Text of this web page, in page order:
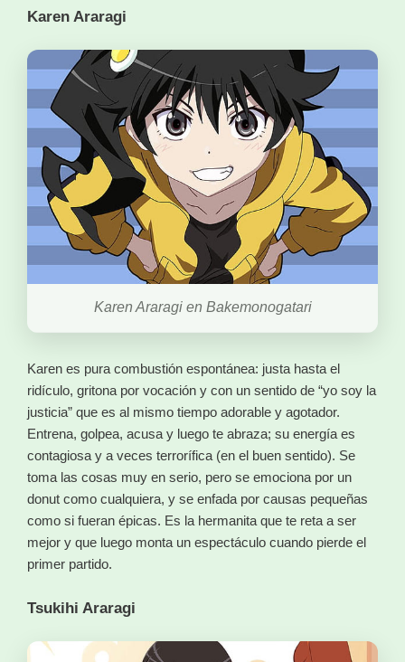
Karen Araragi
Karen Araragi en Bakemonogatari
Karen es pura combustión espontánea: justa hasta el
ridículo, gritona por vocación y con un sentido de “yo soy la
justicia” que es al mismo tiempo adorable y agotador.
Entrena, golpea, acusa y luego te abraza; su energía es
contagiosa y a veces terrorífica (en el buen sentido). Se
toma las cosas muy en serio, pero se emociona por un
donut como cualquiera, y se enfada por causas pequeñas
como si fueran épicas. Es la hermanita que te reta a ser
mejor y que luego monta un espectáculo cuando pierde el
primer partido.
Tsukihi Araragi